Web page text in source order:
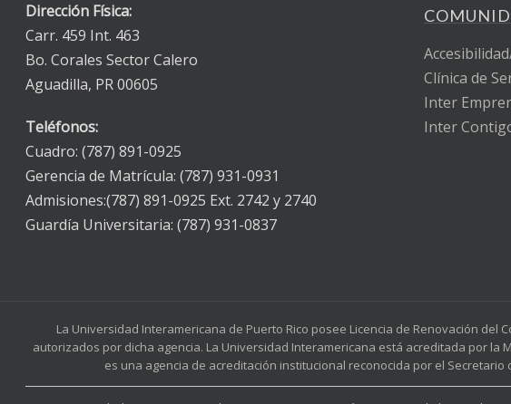
Dirección Física:
Carr. 459 Int. 463
Bo. Corales Sector Calero
Aguadilla, PR 00605
Teléfonos:
Cuadro: (787) 891-0925
Gerencia de Matrícula: (787) 931-0931
Admisiones:(787) 891-0925 Ext. 2742 y 2740
Guardía Universitaria: (787) 931-0837
Clínica de
Inter
Inter
La Universidad Interamericana de Puerto Rico posee Licencia de Renovación del
autorizados por dicha agencia. La Universidad Interamericana está acreditada por la
es una agencia de acreditación institucional reconocida por el Secretario